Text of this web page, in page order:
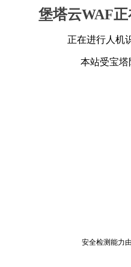
堡塔云WAF
正在进行人机
本站受宝塔
安全检测能力由